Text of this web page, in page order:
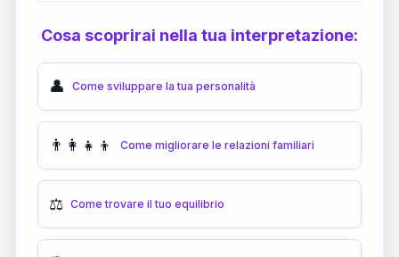
Cosa scoprirai nella tua interpretazione:
👤 Come sviluppare la tua personalità
👨‍👩‍👧‍👦 Come migliorare le relazioni familiari
⚖️ Come trovare il tuo equilibrio